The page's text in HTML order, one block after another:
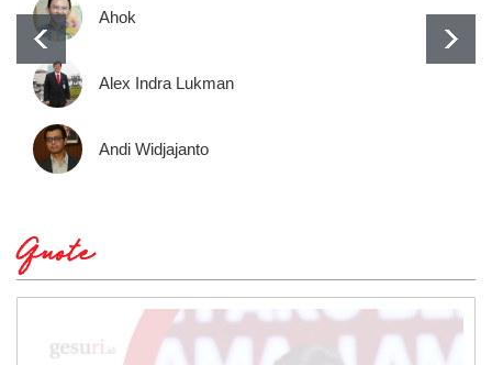
Ahok
Alex Indra Lukman
Andi Widjajanto
Quote